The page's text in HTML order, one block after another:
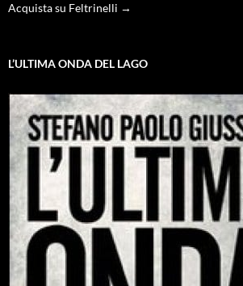
Acquista su Feltrinelli →
L’ULTIMA ONDA DEL LAGO